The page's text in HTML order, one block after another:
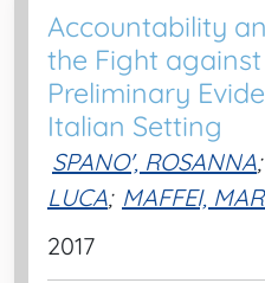
Accountability
the Fight
Preliminary
Italian Setting
SPANO', ROSANNA;
LUCA; MAFFEI,
2017